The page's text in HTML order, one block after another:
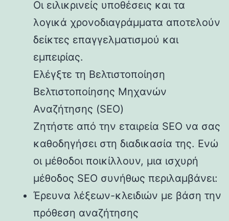
Οι ειλικρινείς υποθέσεις και τα
λογικά χρονοδιαγράμματα αποτελούν
δείκτες επαγγελματισμού και
εμπειρίας.
Ελέγξτε τη Βελτιστοποίηση
Βελτιστοποίησης Μηχανών
Αναζήτησης (SEO)
Ζητήστε από την εταιρεία SEO να σας
καθοδηγήσει στη διαδικασία της. Ενώ
οι μέθοδοι ποικίλλουν, μια ισχυρή
μέθοδος SEO συνήθως περιλαμβάνει:
Έρευνα λέξεων-κλειδιών με βάση την
πρόθεση αναζήτησης